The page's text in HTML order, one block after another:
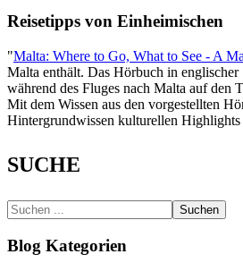
Reisetipps von Einheimischen
"Malta: Where to Go, What to See - A
Malta enthält. Das Hörbuch in
während des Fluges nach Malta auf den
Mit dem Wissen aus den vorgestellten
Hintergrundwissen kulturellen
SUCHE
Suchen
Blog Kategorien